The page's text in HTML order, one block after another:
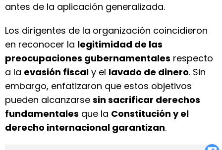
antes de la aplicación generalizada.
Los dirigentes de la organización coincidieron
en reconocer la legitimidad de las
preocupaciones gubernamentales respecto
a la evasión fiscal y el lavado de dinero. Sin
embargo, enfatizaron que estos objetivos
pueden alcanzarse sin sacrificar derechos
fundamentales que la Constitución y el
derecho internacional garantizan.